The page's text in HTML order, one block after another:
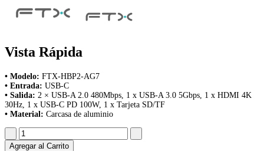
Vista Rápida
• Modelo: FTX-HBP2-AG7
• Entrada: USB-C
• Salida: 2 × USB-A 2.0 480Mbps, 1 x USB-A 3.0 5Gbps, 1 x HDMI 4K
30Hz, 1 x USB-C PD 100W, 1 x Tarjeta SD/TF
• Material: Carcasa de aluminio
Agregar al Carrito